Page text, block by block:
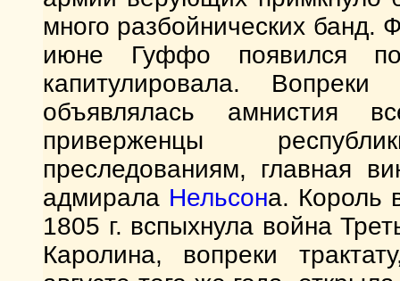
много разбойнических банд.
июне Гуффо появился
капитулировала.
объявлялась амнистия
приверженцы
преследованиям, главная
адмирала Нельсона. Король
1805 г. вспыхнула война
Каролина, вопреки